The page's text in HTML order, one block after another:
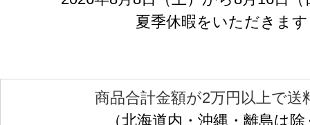
夏季休暇をいただきます
商品合計金額が2万円以上で送
（北海道内・沖縄・離島は